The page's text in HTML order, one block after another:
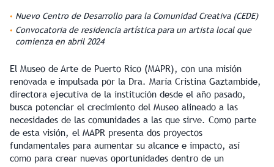
Nuevo Centro de Desarrollo para la Comunidad Creativa (CEDE)
Convocatoria de residencia artística para un artista local que
comienza en abril 2024
El Museo de Arte de Puerto Rico (MAPR), con una misión
renovada e impulsada por la Dra. María Cristina Gaztambide,
directora ejecutiva de la institución desde el año pasado,
busca potenciar el crecimiento del Museo alineado a las
necesidades de las comunidades a las que sirve. Como parte
de esta visión, el MAPR presenta dos proyectos
fundamentales para aumentar su alcance e impacto, así
como para crear nuevas oportunidades dentro de un